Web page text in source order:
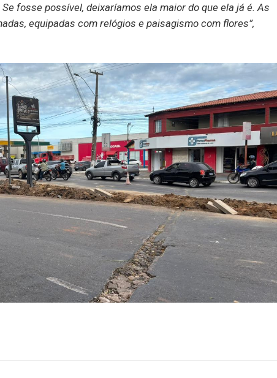
fosse possível, deixaríamos ela maior do que ela já é. As
equipadas com relógios e paisagismo com flores”,